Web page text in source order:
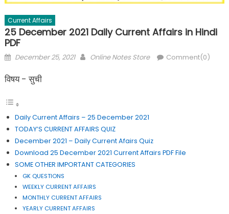
Current Affairs
25 December 2021 Daily Current Affairs in Hindi
PDF
December 25, 2021 Online Notes Store Comment(0)
विषय - सुची
Daily Current Affairs – 25 December 2021
TODAY’S CURRENT AFFAIRS QUIZ
December 2021 – Daily Current Afairs Quiz
Download 25 December 2021 Current Affairs PDF File
SOME OTHER IMPORTANT CATEGORIES
GK QUESTIONS
WEEKLY CURRENT AFFAIRS
MONTHLY CURRENT AFFAIRS
YEARLY CURRENT AFFAIRS